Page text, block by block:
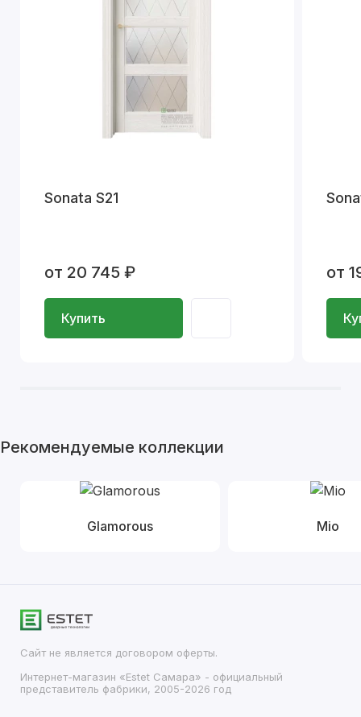
Sonata S21
от 20 745 ₽
Купить
от
Рекомендуемые коллекции
Glamorous Mio
Сайт не является договором оферты.
Интернет-магазин «Estet Самара» - официальный
представитель фабрики, 2005-2026 год